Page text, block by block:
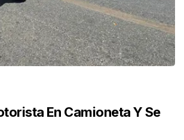
En Camioneta Y Se